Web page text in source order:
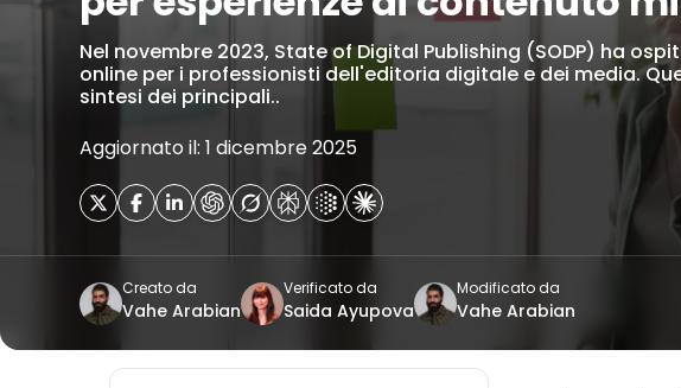
Nel novembre 2023, State of Digital Publishing (SODP) ha
online per i professionisti dell'editoria digitale e dei media.
sintesi dei principali..
Aggiornato il: 1 dicembre 2025
Creato da
Vahe Arabian
Verificato da
Saida Ayupova
Modificato da
Vahe Arabian